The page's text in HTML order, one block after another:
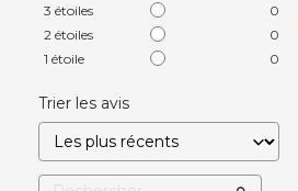
3 étoiles
0
2 étoiles
0
1 étoile 0
Trier les avis